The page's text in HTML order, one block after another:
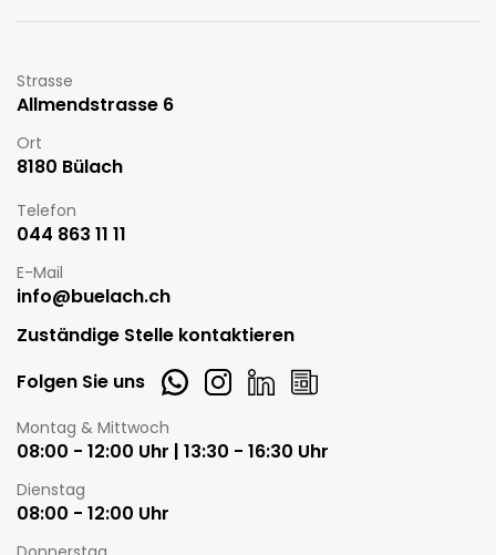
Strasse
Allmendstrasse 6
Ort
8180 Bülach
Telefon
044 863 11 11
E-Mail
info@buelach.ch
Zuständige Stelle kontaktieren
Folgen Sie uns
WhatsappInstagram
LinkedInNewsletter
Öffnungszeiten
Montag & Mittwoch
08:00 - 12:00 Uhr | 13:30 - 16:30 Uhr
Dienstag
08:00 - 12:00 Uhr